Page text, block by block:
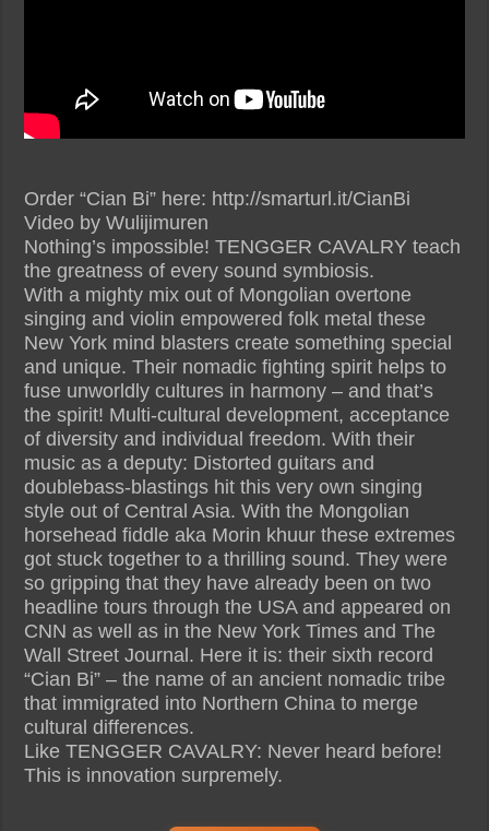
Order “Cian Bi” here: http://smarturl.it/CianBi
Video by Wulijimuren
Nothing’s impossible! TENGGER CAVALRY teach
the greatness of every sound symbiosis.
With a mighty mix out of Mongolian overtone
singing and violin empowered folk metal these
New York mind blasters create something special
and unique. Their nomadic fighting spirit helps to
fuse unworldly cultures in harmony – and that’s
the spirit! Multi-cultural development, acceptance
of diversity and individual freedom. With their
music as a deputy: Distorted guitars and
doublebass-blastings hit this very own singing
style out of Central Asia. With the Mongolian
horsehead fiddle aka Morin khuur these extremes
got stuck together to a thrilling sound. They were
so gripping that they have already been on two
headline tours through the USA and appeared on
CNN as well as in the New York Times and The
Wall Street Journal. Here it is: their sixth record
“Cian Bi” – the name of an ancient nomadic tribe
that immigrated into Northern China to merge
cultural differences.
Like TENGGER CAVALRY: Never heard before!
This is innovation surpremely.